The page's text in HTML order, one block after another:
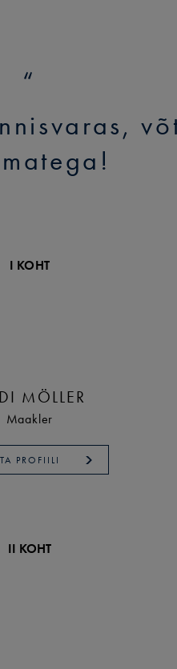
I KOHT
MÖLLER
Maakler
PROFIILI
II KOHT